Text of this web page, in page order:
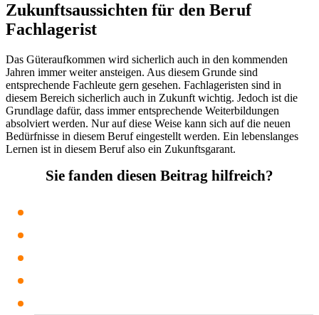
Zukunftsaussichten für den Beruf
Fachlagerist
Das Güteraufkommen wird sicherlich auch in den kommenden
Jahren immer weiter ansteigen. Aus diesem Grunde sind
entsprechende Fachleute gern gesehen. Fachlageristen sind in
diesem Bereich sicherlich auch in Zukunft wichtig. Jedoch ist die
Grundlage dafür, dass immer entsprechende Weiterbildungen
absolviert werden. Nur auf diese Weise kann sich auf die neuen
Bedürfnisse in diesem Beruf eingestellt werden. Ein lebenslanges
Lernen ist in diesem Beruf also ein Zukunftsgarant.
Sie fanden diesen Beitrag hilfreich?